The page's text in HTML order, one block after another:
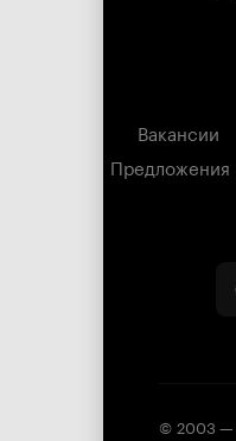
Вакансии
Предложения
© 2003 —